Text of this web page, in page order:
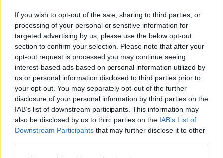
If you wish to opt-out of the sale, sharing to third parties, or
processing of your personal or sensitive information for
targeted advertising by us, please use the below opt-out
section to confirm your selection. Please note that after your
opt-out request is processed you may continue seeing
interest-based ads based on personal information utilized by
us or personal information disclosed to third parties prior to
your opt-out. You may separately opt-out of the further
disclosure of your personal information by third parties on the
IAB’s list of downstream participants. This information may
also be disclosed by us to third parties on the IAB’s List of
Downstream Participants that may further disclose it to other
AUTORE
AiAdhubMedia